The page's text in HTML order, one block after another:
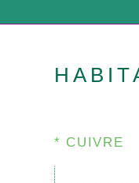
* CUIVRE